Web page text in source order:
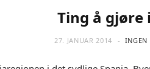
Ting å gjøre
27. JANUAR 2014 INGEN